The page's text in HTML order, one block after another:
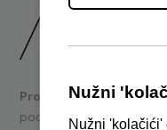
Prodajabrodskih
podrška.